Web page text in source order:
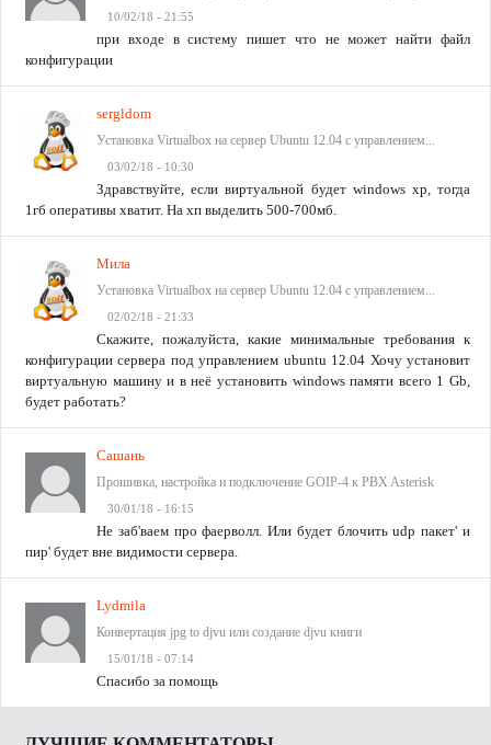
10/02/18 - 21:55
при входе в систему пишет что не может найти файл
конфигурации
sergldom
Установка Virtualbox на сервер Ubuntu 12.04 с управлением...
03/02/18 - 10:30
Здравствуйте, если виртуальной будет windows xp, тогда
1гб оперативы хватит. На хп выделить 500-700мб.
Мила
Установка Virtualbox на сервер Ubuntu 12.04 с управлением...
02/02/18 - 21:33
Скажите, пожалуйста, какие минимальные требования к
конфигурации сервера под управлением ubuntu 12.04 Хочу установит
виртуальную машину и в неё установить windows памяти всего 1 Gb,
будет работать?
Сашань
Прошивка, настройка и подключение GOIP-4 к PBX Asterisk
30/01/18 - 16:15
Не заб'ваем про фаерволл. Или будет блочить udp пакет' и
пир' будет вне видимости сервера.
Lydmila
Конвертация jpg to djvu или создание djvu книги
15/01/18 - 07:14
Спасибо за помощь